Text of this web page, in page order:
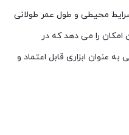
محیطی و طول عمر طولانی
را می دهد که در
عنوان ابزاری قابل اعتماد و